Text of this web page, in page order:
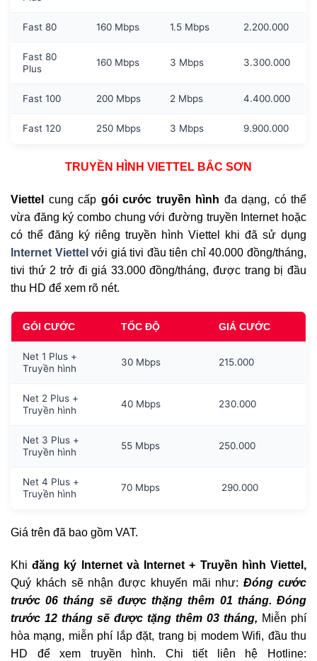
Fast 80 160 Mbps 1.5 Mbps 2.200.000
Fast 80
Plus
160 Mbps 3 Mbps 3.300.000
Fast 100 200 Mbps 2 Mbps 4.400.000
Fast 120 250 Mbps 3 Mbps 9.900.000
TRUYỀN HÌNH VIETTEL BẮC SƠN
Viettel cung cấp gói cước truyền hình đa dạng, có thể
vừa đăng ký combo chung với đường truyền Internet hoặc
có thể đăng ký riêng truyền hình Viettel khi đã sử dụng
Internet Viettel với giá tivi đầu tiên chỉ 40.000 đồng/tháng,
tivi thứ 2 trở đi giá 33.000 đồng/tháng, được trang bị đầu
thu HD để xem rõ nét.
GÓI CƯỚC TỐC ĐỘ GIÁ CƯỚC
Net 1 Plus +
Truyền hình
30 Mbps 215.000
Net 2 Plus +
Truyền hình
40 Mbps 230.000
Net 3 Plus +
Truyền hình
55 Mbps 250.000
Net 4 Plus +
Truyền hình
70 Mbps 290.000
Giá trên đã bao gồm VAT.
Khiđăng ký Internet và Internet + Truyền hình Viettel,
Quý khách sẽ nhận được khuyến mãi như:Đóng cước
trước 06 tháng sẽ được thặng thêm 01 tháng. Đóng
trước 12 tháng sẽ được tặng thêm 03 tháng, Miễn phí
hòa mạng, miễn phí lắp đặt, trang bị modem Wifi, đầu thu
HD để xem truyền hình. Chi tiết liên hệ Hotline: